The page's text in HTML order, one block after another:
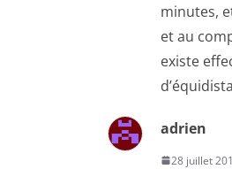
minutes,
et au
existe
adrien
28 juillet